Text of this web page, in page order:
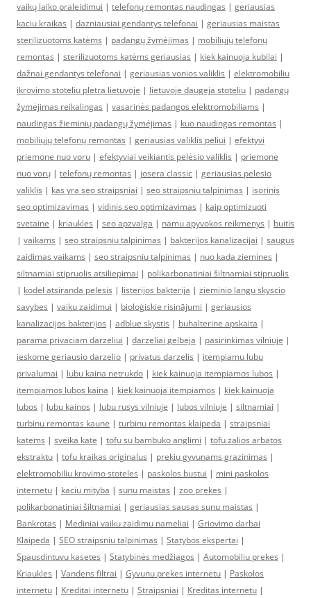
vaikų laiko praleidimui | telefonų remontas naudingas | geriausias
kaciu kraikas | dazniausiai gendantys telefonai | geriausias maistas
sterilizuotoms katėms | padangų žymėjimas | mobiliųjų telefonų
remontas | sterilizuotoms katėms geriausias | kiek kainuoja kubilai |
dažnai gendantys telefonai | geriausias vonios valiklis | elektromobiliu
ikrovimo stoteliu pletra lietuvoje | lietuvoje daugeja stoteliu | padangų
žymėjimas reikalingas | vasarinės padangos elektromobiliams |
naudingas žieminių padangų žymėjimas | kuo naudingas remontas |
mobiliųjų telefonų remontas | geriausias valiklis peliui | efektyvi
priemone nuo voru | efektyviai veikiantis pelėsio valiklis | priemonė
nuo vorų | telefonų remontas | josera classic | geriausias pelesio
valiklis | kas yra seo straipsniai | seo straipsniu talpinimas | isorinis
seo optimizavimas | vidinis seo optimizavimas | kaip optimizuoti
svetaine | kriaukles | seo apzvalga | namu apyvokos reikmenys | buitis
| vaikams | seo straipsniu talpinimas | bakterijos kanalizacijai | saugus
zaidimas vaikams | seo straipsniu talpinimas | nuo kada ziemines |
siltnamiai stipruolis atsiliepimai | polikarbonatiniai šiltnamiai stipruolis
| kodel atsiranda pelesis | listerijos bakterija | zieminio langu skyscio
savybes | vaiku zaidimui | bioloģiskie risinājumi | geriausios
kanalizacijos bakterijos | adblue skystis | buhalterine apskaita |
parama privaciam darzeliui | darzeliai gelbeja | pasirinkimas vilniuje |
ieskome geriausio darzelio | privatus darzelis | itempiamu lubu
privalumai | lubu kaina netrukdo | kiek kainuoja itempiamos lubos |
itempiamos lubos kaina | kiek kainuoja itempiamos | kiek kainuoja
lubos | lubu kainos | lubu rusys vilniuje | lubos vilniuje | siltnamiai |
turbinu remontas kaune | turbinu remontas klaipeda | straipsniai
katems | sveika kate | tofu su bambuko anglimi | tofu zalios arbatos
ekstraktu | tofu kraikas originalus | prekiu gyvunams grazinimas |
elektromobiliu krovimo stoteles | paskolos bustui | mini paskolos
internetu | kaciu mityba | sunu maistas | zoo prekes |
polikarbonatiniai šiltnamiai | geriausias sausas sunu maistas |
Bankrotas | Mediniai vaiku zaidimu nameliai | Griovimo darbai
Klaipeda | SEO straipsniu talpinimas | Statybos ekspertai |
Spausdintuvu kasetes | Statybinės medžiagos | Automobiliu prekes |
Kriaukles | Vandens filtrai | Gyvunu prekes internetu | Paskolos
internetu | Kreditai internetu | Straipsniai | Kreditas internetu |